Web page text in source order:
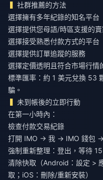
社群推薦的方法
選擇擁有多年紀錄的知名平台
選擇提供您母語/時區支援的賣
選擇接受熟悉付款方式的平台
選擇提供訂單追蹤的服務
選擇定價透明且符合市場行情
標準匯率：約 1 美元兌換 53
騙。
未到帳後的立即行動
在第一小時內：
檢查付款交易紀錄
打開 IMO → 我 → IMO 錢包
強制重新整理：登出，等待
清除快取（Android：設定 >
取；iOS：刪除/重新安裝）